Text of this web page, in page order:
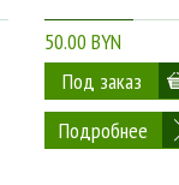
50.00 BYN
Подробнее